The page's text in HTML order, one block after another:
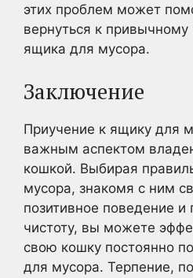
этих проблем может
вернуться к
ящика для мусора.
Заключение
Приучение к ящику для
важным аспектом
кошкой. Выбирая
мусора, знакомя с ним
позитивное поведение
чистоту, вы можете
свою кошку постоянно
для мусора. Терпение,